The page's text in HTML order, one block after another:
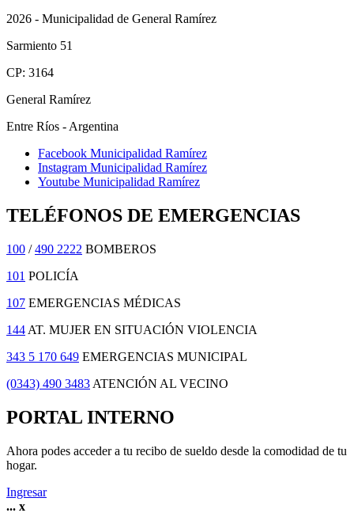
2026 - Municipalidad de General Ramírez
Sarmiento 51
CP: 3164
General Ramírez
Entre Ríos - Argentina
Facebook Municipalidad Ramírez
Instagram Municipalidad Ramírez
Youtube Municipalidad Ramírez
TELÉFONOS DE EMERGENCIAS
100 /490 2222 BOMBEROS
101 POLICÍA
107 EMERGENCIAS MÉDICAS
144 AT. MUJER EN SITUACIÓN VIOLENCIA
343 5 170 649 EMERGENCIAS MUNICIPAL
(0343) 490 3483 ATENCIÓN AL VECINO
PORTAL INTERNO
Ahora podes acceder a tu recibo de sueldo desde la comodidad de tu
hogar.
Ingresar
... x